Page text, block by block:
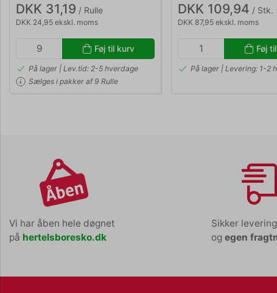
DKK 31,19 / Rulle
DKK 24,95 ekskl. moms
Føj til kurv
På lager | Lev.tid: 2-5 hverdage
Sælges i pakker af 9 Rulle
DKK 109,94 / Stk.
DKK 87,95 ekskl. moms
Føj
På lager | Levering: 1-2
Vi har åben hele døgnet
på hertelsboresko.dk
Sikker
ogegen